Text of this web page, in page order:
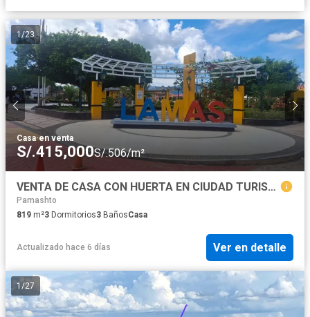
Astete), todos los días de 9:00 am a 06:00 pm para conocer más
sobre esta gran oportunidad!
1/23
Casa·en venta
S/.415,000S/.506/m²
VENTA DE CASA CON HUERTA EN CIUDAD TURISTICA DE LAMAS A 30 MINUTOS DE TARAPOTO
Pamashto
819 m²3 Dormitorios3 BañosCasa
Actualizado hace 6 días Ver en detalle
1/27